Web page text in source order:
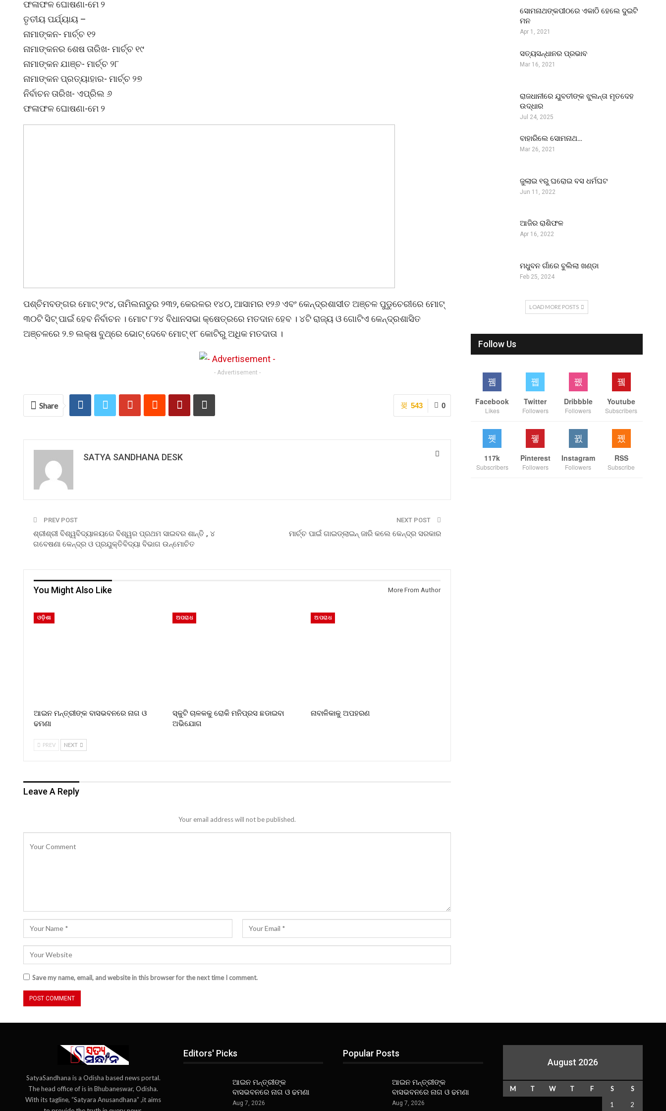
ଫଳାଫଳ ଘୋଷଣା-ମେ ୨
ତୃତୀୟ ପର୍ଯ୍ୟାୟ –
ନାମାଙ୍କନ- ମାର୍ଚ୍ଚ ୧୨
ନାମାଙ୍କନର ଶେଷ ତାରିଖ- ମାର୍ଚ୍ଚ ୧୯
ନାମାଙ୍କନ ଯାଞ୍ଚ- ମାର୍ଚ୍ଚ ୨୮
ନାମାଙ୍କନ ପ୍ରତ୍ୟାହାର- ମାର୍ଚ୍ଚ ୨୭
ନିର୍ବାଚନ ତାରିଖ- ଏପ୍ରିଲ ୬
ଫଳାଫଳ ଘୋଷଣା-ମେ ୨
ପଶ୍ଚିମବଙ୍ଗର ମୋଟ୍ ୨୯୪, ତାମିଲନାଡୁର ୨୩୨, କେରଳର ୧୪୦, ଆସାମର ୧୨୬ ଏବଂ କେନ୍ଦ୍ରଶାସୀତ ଅଞ୍ଚଳ ପୁଡୁଚେରୀରେ ମୋଟ୍
୩୦ଟି ସିଟ୍ ପାଇଁ ହେବ ନିର୍ବାଚନ । ମୋଟ ୮୨୪ ବିଧାନସଭା କ୍ଷେତ୍ରରେ ମତଦାନ ହେବ । ୪ଟି ରାଜ୍ୟ ଓ ଗୋଟିଏ କେନ୍ଦ୍ରଶାସିତ
ଅଞ୍ଚଳରେ ୨.୭ ଲକ୍ଷ ବୁଥ୍‌ରେ ଭୋଟ୍ ଦେବେ ମୋଟ୍ ୧୮ କୋଟିରୁ ଅଧିକ ମତଦାତା ।
- Advertisement -
0
543
Share
SATYA SANDHANA DESK
PREV POST
ଶ୍ରୀଶ୍ରୀ ବିଶ୍ୱବିଦ୍ୟାଳୟରେ ବିଶ୍ୱର ପ୍ରଥମ ସାଇବର ଶାନ୍ତି , ୪
ଗବେଷଣା କେନ୍ଦ୍ର ଓ ପ୍ରଯୁକ୍ତିବିଦ୍ୟା ବିଭାଗ ଉନ୍ମୋଚିତ
NEXT POST
ମାର୍ଚ୍ଚ ପାଇଁ ଗାଇଡ୍‌ଲାଇନ୍ ଜାରି କଲେ କେନ୍ଦ୍ର ସରକାର
You Might Also Like More From Author
ଓଡ଼ିଶା
ଆଇନ ମନ୍ତ୍ରୀଙ୍କ ବାସଭବନରେ ନାଗ ଓ
ଢମଣା
ଅପରାଧ
ସ୍କୁଟି ଚାଳକକୁ ରୋକି ମନିପ୍ରସ ଛଡାଇବା
ଅଭିଯୋଗ
ଅପରାଧ
ନାବାଳିକାକୁ ଅପହରଣ
PREV NEXT
Leave A Reply
Your email address will not be published.
Save my name, email, and website in this browser for the next time I comment.
ସୋମନାଥଙ୍କପୀଠରେ ଏକାଠି ହେଲେ ଦୁଇଟି
ମନ
Apr 1, 2021
ସତ୍ୟସନ୍ଧାନର ପ୍ରଭାବ
Mar 16, 2021
ରାଜଧାନୀରେ ଯୁବତୀଙ୍କ ଝୁଲନ୍ତା ମୃତଦେହ
ଉଦ୍ଧାର
Jul 24, 2025
ବାହାରିଲେ ସୋମନାଥ…
Mar 26, 2021
ଜୁଲାଇ ୧ରୁ ଘରୋଇ ବସ ଧର୍ମଘଟ
Jun 11, 2022
ଆଜିର ରାଶିଫଳ
Apr 16, 2022
ମଧୁବନ ଗାଁରେ ବୁଲିଲା ଖଣ୍ଡା
Feb 25, 2024
LOAD MORE POSTS
Follow Us
Facebook
Likes
Twitter
Followers
Dribbble
Followers
Youtube
Subscribers
117k
Subscribers
Pinterest
Followers
Instagram
Followers
RSS
Subscribe
SatyaSandhana is a Odisha based news portal.
The head office of is in Bhubaneswar, Odisha.
With its tagline, “Satyara Anusandhana” ,it aims
Editors' Picks
ଆଇନ ମନ୍ତ୍ରୀଙ୍କ
ବାସଭବନରେ ନାଗ ଓ ଢମଣା
Aug 7, 2026
Popular Posts
ଆଇନ ମନ୍ତ୍ରୀଙ୍କ
ବାସଭବନରେ ନାଗ ଓ ଢମଣା
Aug 7, 2026
August 2026
M T W T F S
S
1
2